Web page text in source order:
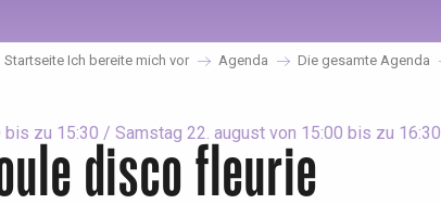
Startseite Ich bereite mich vor Agenda Die gesamte Agenda
zu 15:30 / Samstag 22. august von 15:00 bis zu 16:30
disco fleurie